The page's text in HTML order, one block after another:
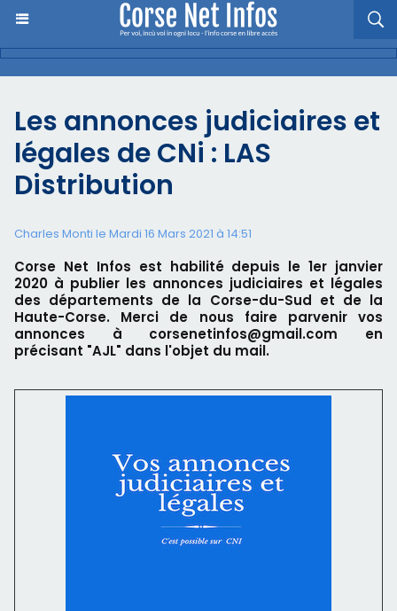
Les annonces judiciaires et
légales de CNi : LAS
Distribution
Charles Monti le Mardi 16 Mars 2021 à 14:51
Corse Net Infos est habilité depuis le 1er janvier
2020 à publier les annonces judiciaires et légales
des départements de la Corse-du-Sud et de la
Haute-Corse. Merci de nous faire parvenir vos
annonces à corsenetinfos@gmail.com en
précisant "AJL" dans l'objet du mail.